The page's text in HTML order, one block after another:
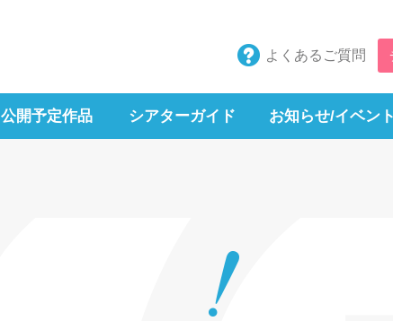
よくあるご質問
公開予定作品 シアターガイド お知らせ/イベント